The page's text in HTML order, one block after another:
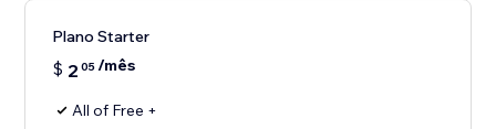
Plano Starter
$ 2 05/mês
All of Free +